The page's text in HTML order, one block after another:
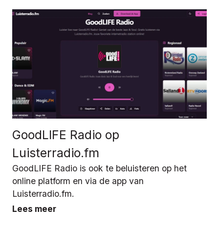
GoodLIFE Radio op
Luisterradio.fm
GoodLIFE Radio is ook te beluisteren op het
online platform en via de app van
Luisterradio.fm.
Lees meer